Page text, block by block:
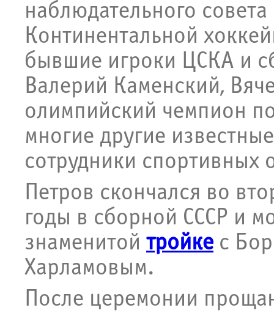
наблюдательного
Континентальной
бывшие игроки ЦСКА и
Валерий Каменский,
олимпийский чемпион
многие другие
сотрудники спортивных
Петров скончался во
годы в сборной СССР и
знаменитой тройке с
Харламовым.
После церемонии